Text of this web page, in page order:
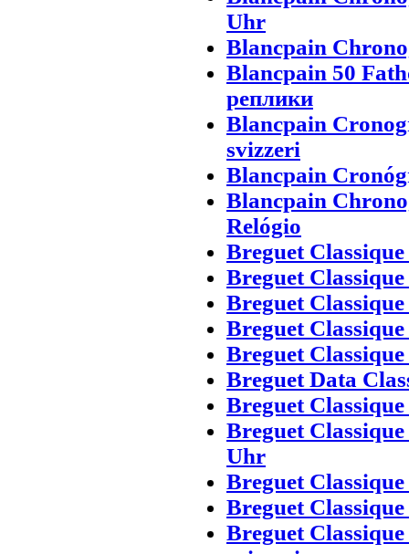
Uhr
Blancpain
Blancpain 50
реплики
Blancpain
svizzeri
Blancpain
Blancpain
Relógio
Breguet
Breguet
Breguet
Breguet
Breguet
Breguet Data
Breguet
Breguet
Uhr
Breguet
Breguet
Breguet